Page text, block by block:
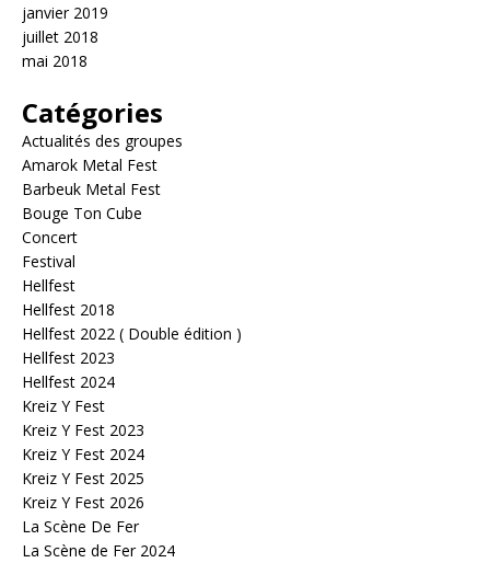
janvier 2019
juillet 2018
mai 2018
Catégories
Actualités des groupes
Amarok Metal Fest
Barbeuk Metal Fest
Bouge Ton Cube
Concert
Festival
Hellfest
Hellfest 2018
Hellfest 2022 ( Double édition )
Hellfest 2023
Hellfest 2024
Kreiz Y Fest
Kreiz Y Fest 2023
Kreiz Y Fest 2024
Kreiz Y Fest 2025
Kreiz Y Fest 2026
La Scène De Fer
La Scène de Fer 2024